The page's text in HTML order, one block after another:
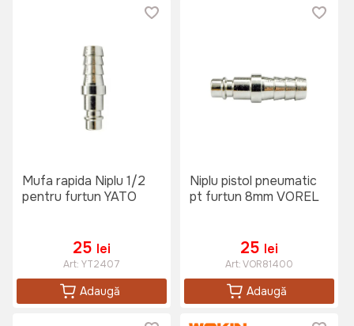
Mufa rapida Niplu 1/2
pentru furtun YATO
25 lei
Art: YT2407
Adaugă
Niplu pistol pneumatic
pt furtun 8mm VOREL
25 lei
Art:VOR81400
Adaugă